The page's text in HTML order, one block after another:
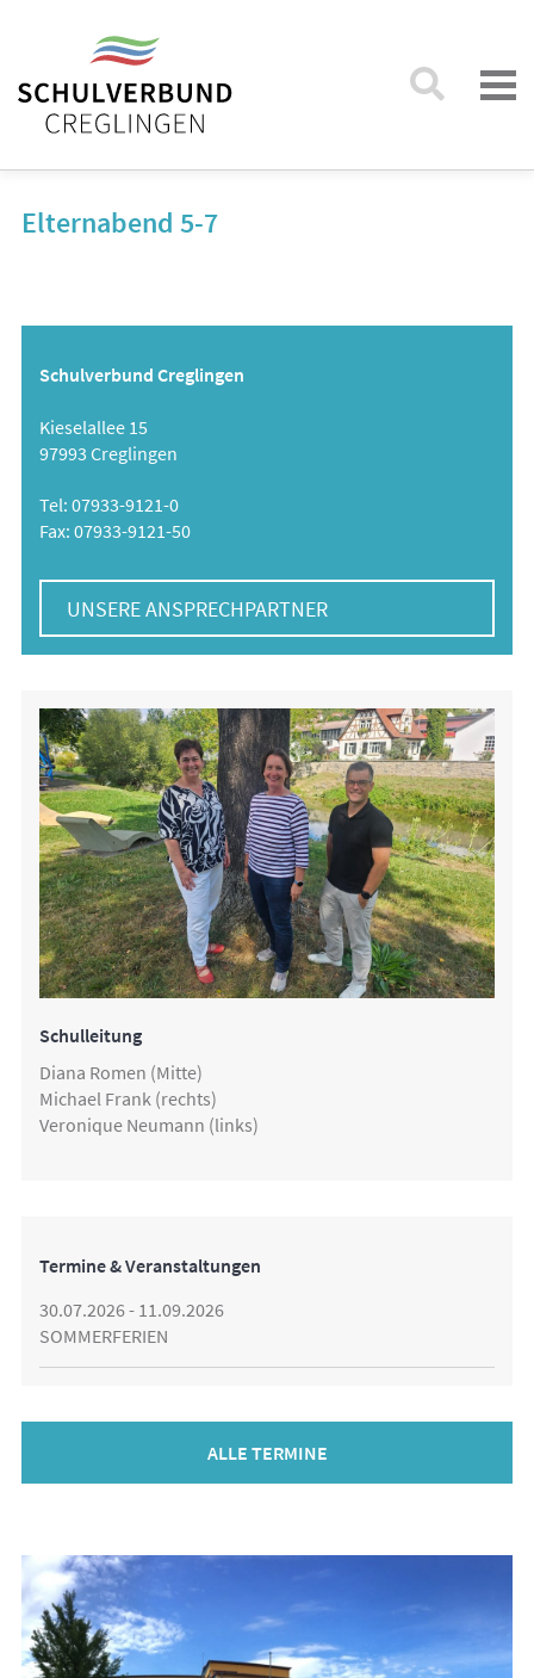
Elternabend 5-7
Schulverbund Creglingen
Kieselallee 15
97993 Creglingen
Tel: 07933-9121-0
Fax: 07933-9121-50
UNSERE ANSPRECHPARTNER
Schulleitung
Diana Romen (Mitte)
Michael Frank (rechts)
Veronique Neumann (links)
Termine & Veranstaltungen
30.07.2026 - 11.09.2026
SOMMERFERIEN
ALLE TERMINE